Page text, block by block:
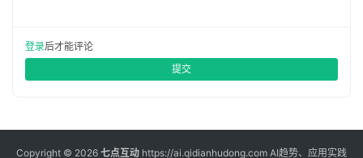
联
系
登录后才能评论
提交
Copyright © 2026 七点互动 https://ai.qidianhudong.com AI趋势、应用实践